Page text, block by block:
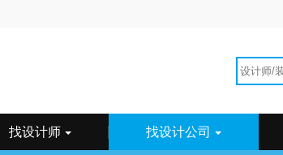
哈
南
重庆
找设计师 找设计公司